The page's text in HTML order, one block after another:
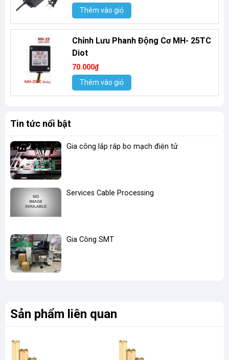
Thêm vào giỏ
Chỉnh Lưu Phanh Động Cơ MH- 25TC
Diot
70.000₫
Thêm vào giỏ
Tin tức nổi bật
Gia công lắp ráp bo mạch điện tử
Services Cable Processing
Gia Công SMT
Sản phẩm liên quan